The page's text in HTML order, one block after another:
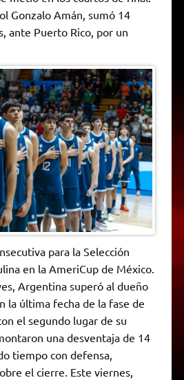
n
k
r
i
d
l
y
Gonzalo Amán, sumó 14
ante Puerto Rico, por un
para la Selección
en la AmeriCup de México.
Argentina superó al dueño
la última fecha de la fase de
el segundo lugar de su
una desventaja de 14
tiempo con defensa,
el cierre. Este viernes,